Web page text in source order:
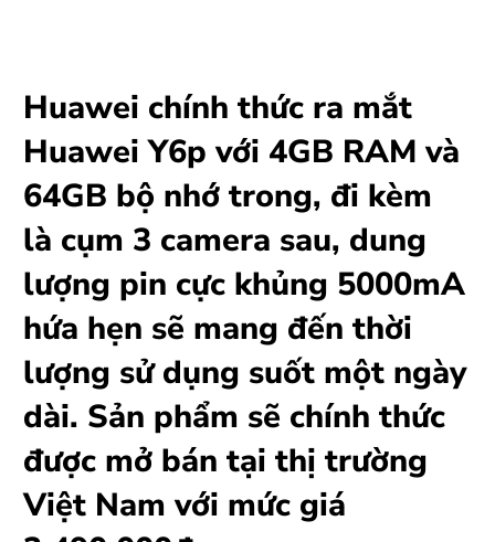
Huawei chính thức ra mắt
Huawei Y6p với 4GB RAM và
64GB bộ nhớ trong, đi kèm
là cụm 3 camera sau, dung
lượng pin cực khủng 5000mA
hứa hẹn sẽ mang đến thời
lượng sử dụng suốt một ngày
dài. Sản phẩm sẽ chính thức
được mở bán tại thị trường
Việt Nam với mức giá